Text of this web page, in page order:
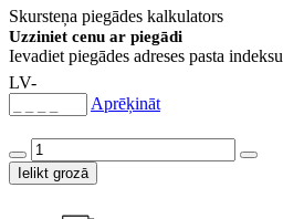
Skursteņa piegādes kalkulators
Uzziniet cenu ar piegādi
Ievadiet piegādes adreses pasta indeksu
LV-
Aprēķināt
Keramiskais
dūmvads
-
Ielikt grozā